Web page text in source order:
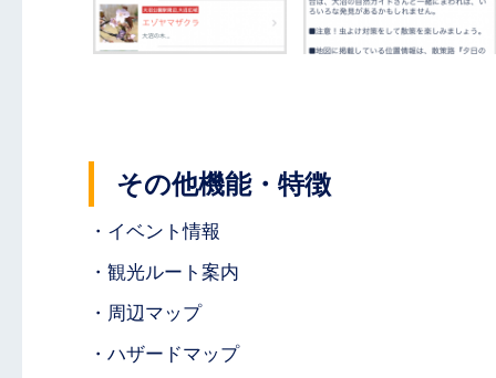
その他機能・特徴
・イベント情報
・観光ルート案内
・周辺マップ
・ハザードマップ